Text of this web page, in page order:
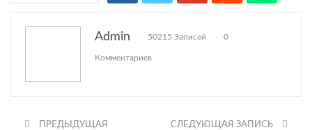
Admin 50215 Записей 0
Комментариев
ПРЕДЫДУЩАЯ
СЛЕДУЮЩАЯ ЗАПИСЬ